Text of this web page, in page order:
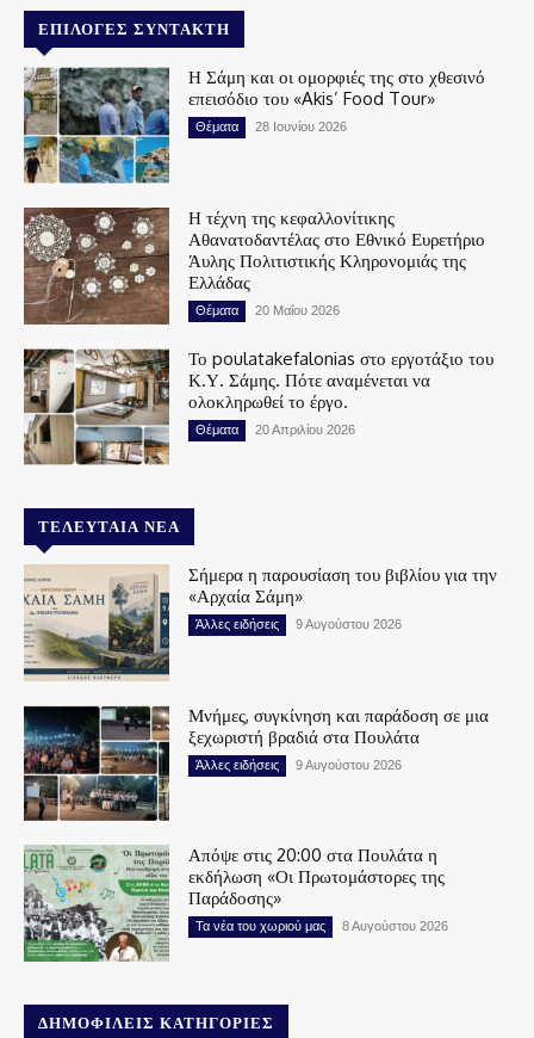
ΕΠΙΛΟΓΈΣ ΣΥΝΤΆΚΤΗ
Η Σάμη και οι ομορφιές της στο χθεσινό
επεισόδιο του «Akis’ Food Tour»
Θέματα 28 Ιουνίου 2026
Η τέχνη της κεφαλλονίτικης
Αθανατοδαντέλας στο Εθνικό Ευρετήριο
Άυλης Πολιτιστικής Κληρονομιάς της
Ελλάδας
Θέματα 20 Μαΐου 2026
Το poulatakefalonias στο εργοτάξιο του
Κ.Υ. Σάμης. Πότε αναμένεται να
ολοκληρωθεί το έργο.
Θέματα 20 Απριλίου 2026
ΤΕΛΕΥΤΑΊΑ ΝΈΑ
Σήμερα η παρουσίαση του βιβλίου για την
«Αρχαία Σάμη»
Άλλες ειδήσεις 9 Αυγούστου 2026
Μνήμες, συγκίνηση και παράδοση σε μια
ξεχωριστή βραδιά στα Πουλάτα
Άλλες ειδήσεις 9 Αυγούστου 2026
Απόψε στις 20:00 στα Πουλάτα η
εκδήλωση «Οι Πρωτομάστορες της
Παράδοσης»
Τα νέα του χωριού μας 8 Αυγούστου 2026
ΔΗΜΟΦΙΛΕΊΣ ΚΑΤΗΓΟΡΊΕΣ